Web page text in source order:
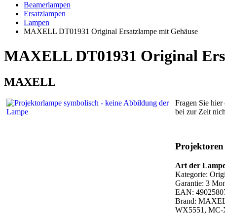
Beamerlampen
Ersatzlampen
Lampen
MAXELL DT01931 Original Ersatzlampe mit Gehäuse
MAXELL DT01931 Original
MAXELL
Fragen Sie
bei zur Zeit
Art der
Kategorie:
Garantie: 3
EAN:
Brand:
WX5551, MC-